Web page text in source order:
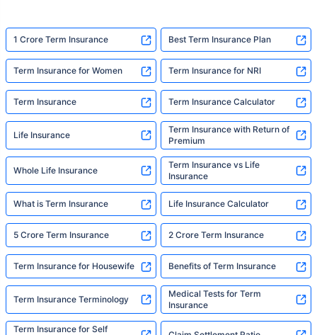
1 Crore Term Insurance Best Term Insurance Plan
Term Insurance for Women Term Insurance for NRI
Term Insurance Term Insurance Calculator
Life Insurance
Term Insurance with Return of
Premium
Whole Life Insurance
Term Insurance vs Life
Insurance
What is Term Insurance Life Insurance Calculator
5 Crore Term Insurance 2 Crore Term Insurance
Term Insurance for Housewife Benefits of Term Insurance
Term Insurance Terminology
Medical Tests for Term
Insurance
Term Insurance for Self
*₹434 प्रति महिना, 1 कोटीच्या टर्म लाइफ विम्यासाठी सुरुवातीची किंमत आहे — धूम्रपान न करणाऱ्या, कोणतेही पूर्व-विद्यमान
आजार नसलेल्या व्यक्तीसाठी, 36 वर्षे वयापर्यंत कव्हर। *₹630 प्रति महिना, 1 कोटीच्या टर्म लाइफ विम्यासाठी सुरुवातीची किंमत
आहे — धूम्रपान न करणाऱ्या, कोणतेही पूर्व-विद्यमान आजार नसलेल्या व्यक्तीसाठी, 46 वर्षे वयापर्यंत कव्हर। *₹1,376 प्रति
महिना, 1 कोटीच्या टर्म लाइफ विम्यासाठी सुरुवातीची किंमत आहे — धूम्रपान न करणाऱ्या, कोणतेही पूर्व-विद्यमान आजार नसलेल्या